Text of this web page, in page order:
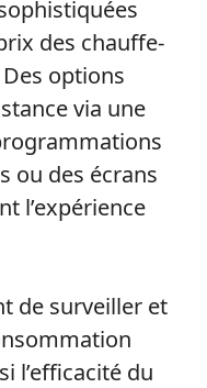
des chauffe-
options
via une
ou des écrans
l’expérience
de surveiller et
l’efficacité du